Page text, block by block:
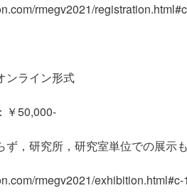
rmegv2021/
ライン形式
50,000-
，研究所，研究室単位での展示
rmegv2021/exhibition.html#c-1